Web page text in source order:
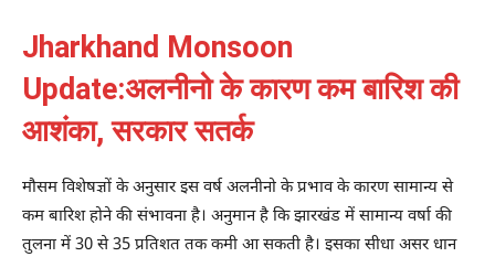
Jharkhand Monsoon
Update:अलनीनो के कारण कम बारिश की
आशंका, सरकार सतर्क
मौसम विशेषज्ञों के अनुसार इस वर्ष अलनीनो के प्रभाव के कारण सामान्य से
कम बारिश होने की संभावना है। अनुमान है कि झारखंड में सामान्य वर्षा की
तुलना में 30 से 35 प्रतिशत तक कमी आ सकती है। इसका सीधा असर धान